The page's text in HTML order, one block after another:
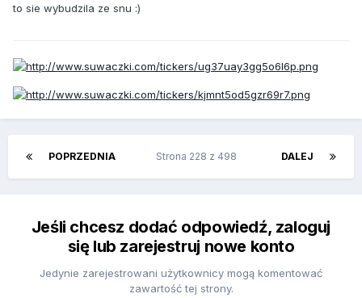
to sie wybudzila ze snu :)
POPRZEDNIA DALEJ
Strona 228 z 498
Jeśli chcesz dodać odpowiedź, zaloguj
się lub zarejestruj nowe konto
Jedynie zarejestrowani użytkownicy mogą komentować
zawartość tej strony.